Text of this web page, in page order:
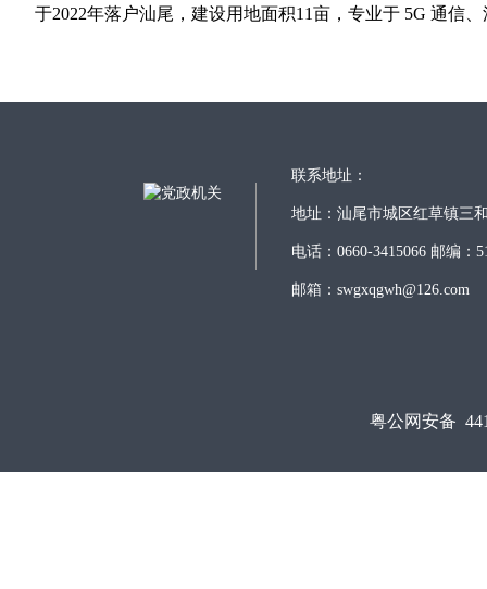
于2022年落户汕尾，建设用地面积11亩，专业于 5G 通信、
联系地址：
地址：汕尾市城区红草镇三
电话：0660-3415066 邮编：
邮箱：swgxqgwh@126.com
粤公网安备